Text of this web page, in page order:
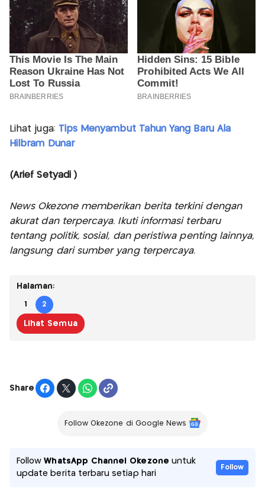
Lihat juga: Tips Menyambut Tahun Yang Baru Ala
Hilbram Dunar
(Arief Setyadi )
News Okezone memberikan berita terkini dengan
akurat dan terpercaya. Ikuti informasi terbaru
tentang politik, sosial, dan peristiwa penting lainnya,
langsung dari sumber yang terpercaya.
Halaman:
1 2
Lihat Semua
Share
Follow Okezone di Google News
FollowWhatsApp Channel Okezone untuk
update berita terbaru setiap hari
Follow